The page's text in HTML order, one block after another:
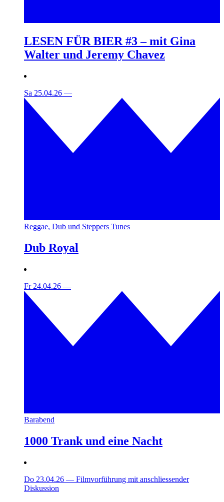
LESEN FÜR BIER #3 – mit Gina
Walter und Jeremy Chavez
Sa 25.04.26 —
Reggae, Dub und Steppers Tunes
Dub Royal
Fr 24.04.26 —
Barabend
1000 Trank und eine Nacht
Do 23.04.26 — Filmvorführung mit anschliessender
Diskussion